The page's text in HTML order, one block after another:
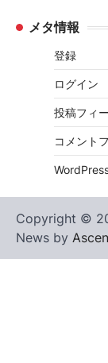
メタ情報
登録
ログイン
投稿フィ
コメント
Copyright ©
News by